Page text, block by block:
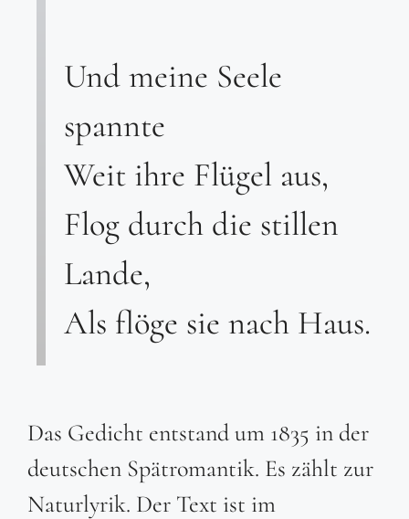
Und meine Seele
spannte
Weit ihre Flügel aus,
Flog durch die stillen
Lande,
Als flöge sie nach Haus.
Das Gedicht entstand um 1835 in der
deutschen Spätromantik. Es zählt zur
Naturlyrik. Der Text ist im